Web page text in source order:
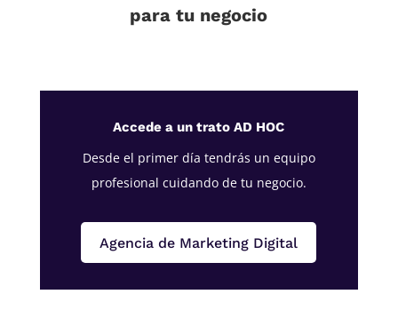
para tu negocio
Accede a un trato AD HOC
Desde el primer día tendrás un equipo
profesional cuidando de tu negocio.
Agencia de Marketing Digital